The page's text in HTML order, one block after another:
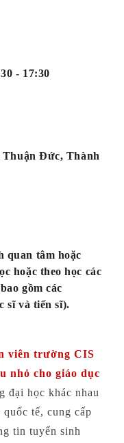
- 17:30
Thuận Đức, Thành
quan tâm hoặc
hoặc theo học các
gồm các
sĩ và tiến sĩ).
viên trường CIS
nhỏ cho giáo dục
đại học khác nhau
tế, cung cấp
tin tuyển sinh